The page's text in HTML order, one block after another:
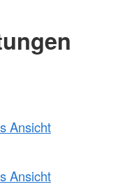
Ansicht
Ansicht